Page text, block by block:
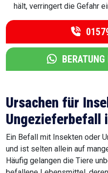
hält, verringert die Gefahr
Ursachen für
Ungezieferbefall
Ein Befall mit Insekten oder
und ist selten allein auf
Häufig gelangen die Tiere